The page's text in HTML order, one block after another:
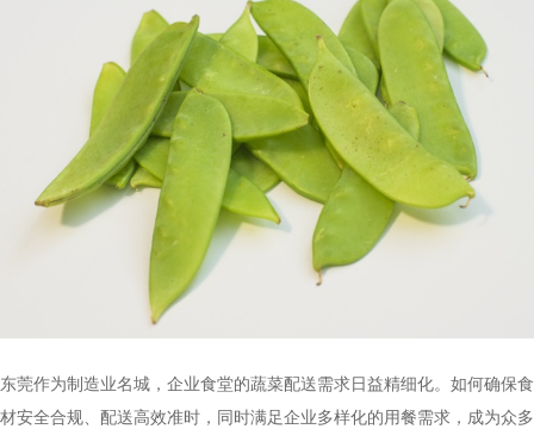
东莞作为制造业名城，企业食堂的蔬菜配送需求日益精细化。如何确保食
材安全合规、配送高效准时，同时满足企业多样化的用餐需求，成为众多